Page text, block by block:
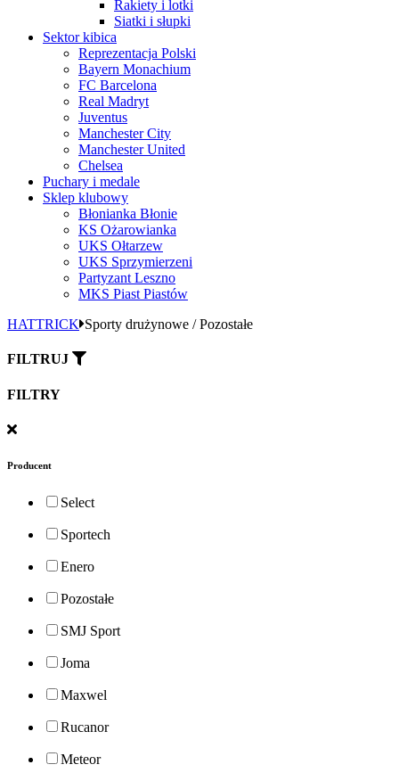
Rakiety i lotki
Siatki i słupki
Sektor kibica
Reprezentacja Polski
Bayern Monachium
FC Barcelona
Real Madryt
Juventus
Manchester City
Manchester United
Chelsea
Puchary i medale
Sklep klubowy
Błonianka Błonie
KS Ożarowianka
UKS Ołtarzew
UKS Sprzymierzeni
Partyzant Leszno
MKS Piast Piastów
HATTRICK Sporty drużynowe / Pozostałe
FILTRUJ
FILTRY
Producent
Select
Sportech
Enero
Pozostałe
SMJ Sport
Joma
Maxwel
Rucanor
Meteor